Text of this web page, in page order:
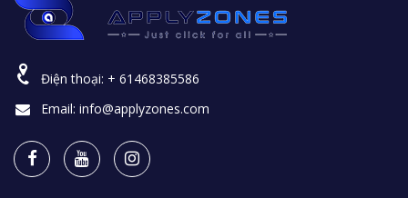
Điện thoại: + 61468385586
Email: info@applyzones.com